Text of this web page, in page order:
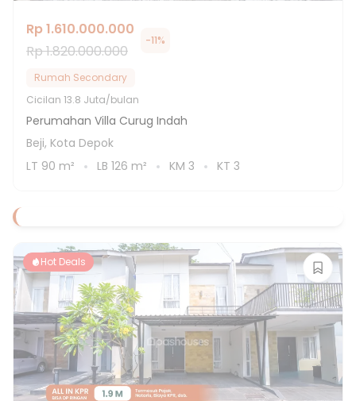
Rp 1.610.000.000
Rp 1.820.000.000
-11%
Rumah Secondary
Cicilan 13.8 Juta/bulan
Perumahan Villa Curug Indah
Beji, Kota Depok
LT 90 m² LB 126 m² KM 3 KT 3
Hot Deals